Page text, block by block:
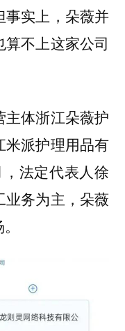
实上， 朵薇并
不上这家公司
体浙江朵薇护
米派护理用品有
法定代表人徐
务为主，朵薇